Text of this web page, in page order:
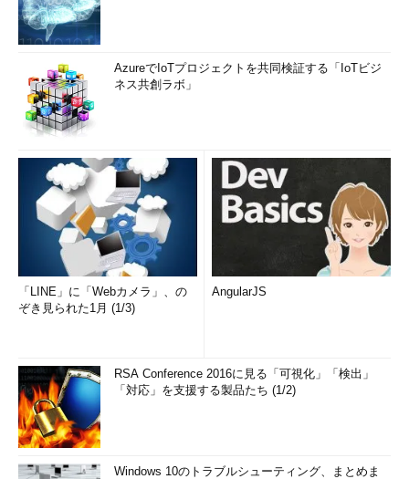
AzureでIoTプロジェクトを共同検証する「IoTビジ
ネス共創ラボ」
「LINE」に「Webカメラ」、の
ぞき見られた1月 (1/3)
AngularJS
RSA Conference 2016に見る「可視化」「検出」
「対応」を支援する製品たち (1/2)
Windows 10のトラブルシューティング、まとめま